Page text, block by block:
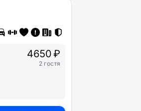
4650 ₽
2 гостя